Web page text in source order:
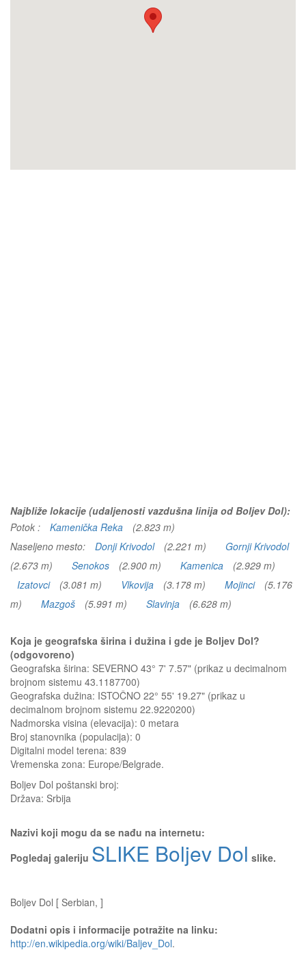
Najbliže lokacije (udaljenosti vazdušna linija od Boljev Dol):
Potok :
Kamenička Reka
(2.823 m)
Naseljeno mesto:
Donji Krivodol (2.221 m)
Gornji Krivodol
(2.673 m)
Senokos (2.900 m) Kamenica
(2.929 m)
Izatovci
(3.081 m) Vlkovija (3.178 m) Mojinci
(5.176
m)
Mazgoš (5.991 m) Slavinja (6.628 m)
Koja je geografska širina i dužina i gde je Boljev Dol?
(odgovoreno)
Geografska širina: SEVERNO 43° 7' 7.57" (prikaz u decimalnom
brojnom sistemu 43.1187700)
Geografska dužina: ISTOČNO 22° 55' 19.27" (prikaz u
decimalnom brojnom sistemu 22.9220200)
Nadmorska visina (elevacija): 0 metara
Broj stanovnika (populacija): 0
Digitalni model terena: 839
Vremenska zona: Europe/Belgrade.
Boljev Dol poštanski broj:
Država: Srbija
Nazivi koji mogu da se nađu na internetu:
Pogledaj galeriju SLIKE Boljev Dol slike.
Boljev Dol [ Serbian, ]
Dodatni opis i informacije potražite na linku:
http://en.wikipedia.org/wiki/Baljev_Dol.